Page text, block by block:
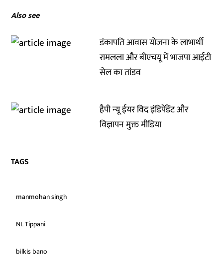
Also see
डंकापति आवास योजना के लाभार्थी
रामलला और बीएचयू में भाजपा आईटी
सेल का तांडव
हैपी न्यू ईयर विद इंडिपेंडेंट और
विज्ञापन मुक्त मीडिया
TAGS
manmohan singh
NL Tippani
bilkis bano